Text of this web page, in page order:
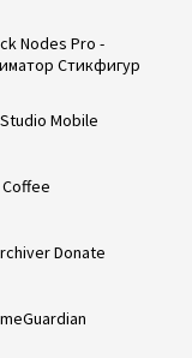
Nodes Pro -
Стикфигур
Mobile
Coffee
Donate